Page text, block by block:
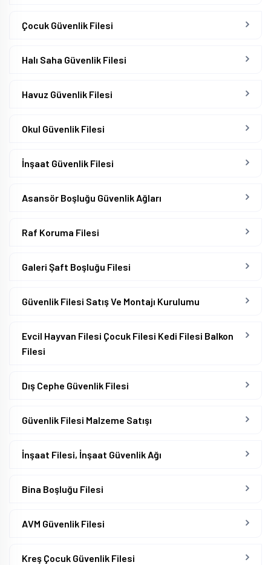
Çocuk Güvenlik Filesi
Halı Saha Güvenlik Filesi
Havuz Güvenlik Filesi
Okul Güvenlik Filesi
İnşaat Güvenlik Filesi
Asansör Boşluğu Güvenlik Ağları
Raf Koruma Filesi
Galeri Şaft Boşluğu Filesi
Güvenlik Filesi Satış Ve Montajı Kurulumu
Evcil Hayvan Filesi Çocuk Filesi Kedi Filesi Balkon
Filesi
Dış Cephe Güvenlik Filesi
Güvenlik Filesi Malzeme Satışı
İnşaat Filesi, İnşaat Güvenlik Ağı
Bina Boşluğu Filesi
AVM Güvenlik Filesi
Kreş Çocuk Güvenlik Filesi